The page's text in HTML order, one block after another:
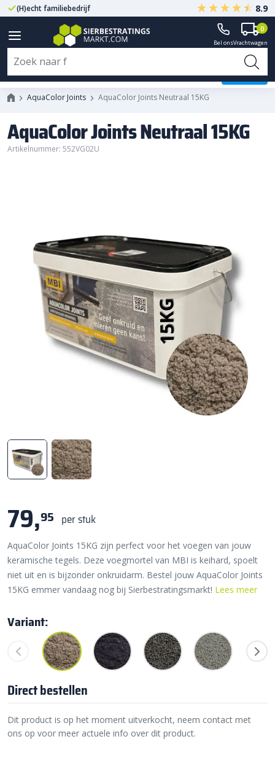
(H)echt familiebedrijf Gegarandeerd A-kwaliteit
8.9
Bel onsVrachtwagen
0
AquaColor Joints AquaColor Joints Neutraal 15KG
AquaColor Joints Neutraal 15KG
Artikelnummer: 552VG02U
79,95 per stuk
AquaColor Joints 15KG zijn perfect voor het voegen van jouw
keramische tegels. Deze voegmortel van MBI is keihard, spoelt
niet uit en is bijzonder onkruidarm. Bestel jouw AquaColor Joints
15KG emmer vandaag nog bij Sierbestratingsmarkt! Lees meer
Variant:
Direct bestellen
Dit product is op het moment uitverkocht, neem contact met
ons op voor meer actuele info over dit product.
AquaColor Joints Neutraal 15KG